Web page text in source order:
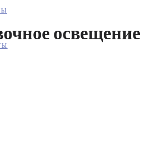
освещение